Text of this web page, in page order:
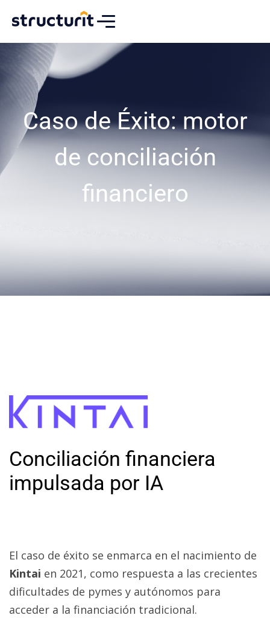
Caso de Éxito: motor
de conciliación
financiero
Conciliación financiera
impulsada por IA
El caso de éxito se enmarca en el nacimiento de
Kintai en 2021, como respuesta a las crecientes
dificultades de pymes y autónomos para
acceder a la financiación tradicional.